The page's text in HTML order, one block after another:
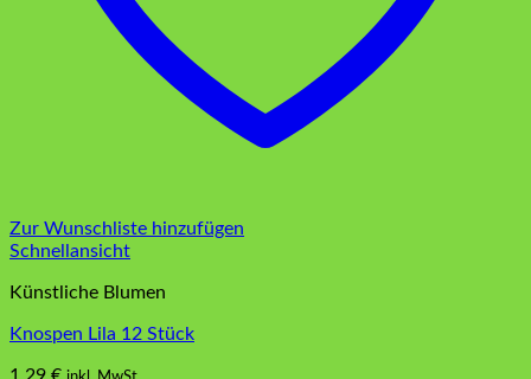
Zur Wunschliste hinzufügen
Schnellansicht
Künstliche Blumen
Knospen Lila 12 Stück